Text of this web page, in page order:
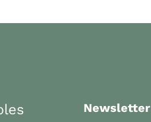
Newsletter